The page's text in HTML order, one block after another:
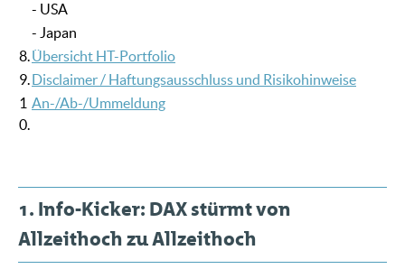
- USA
- Japan
8.Übersicht HT-Portfolio
9.Disclaimer / Haftungsausschluss und Risikohinweise
1
0.
An-/Ab-/Ummeldung
1. Info-Kicker: DAX stürmt von
Allzeithoch zu Allzeithoch